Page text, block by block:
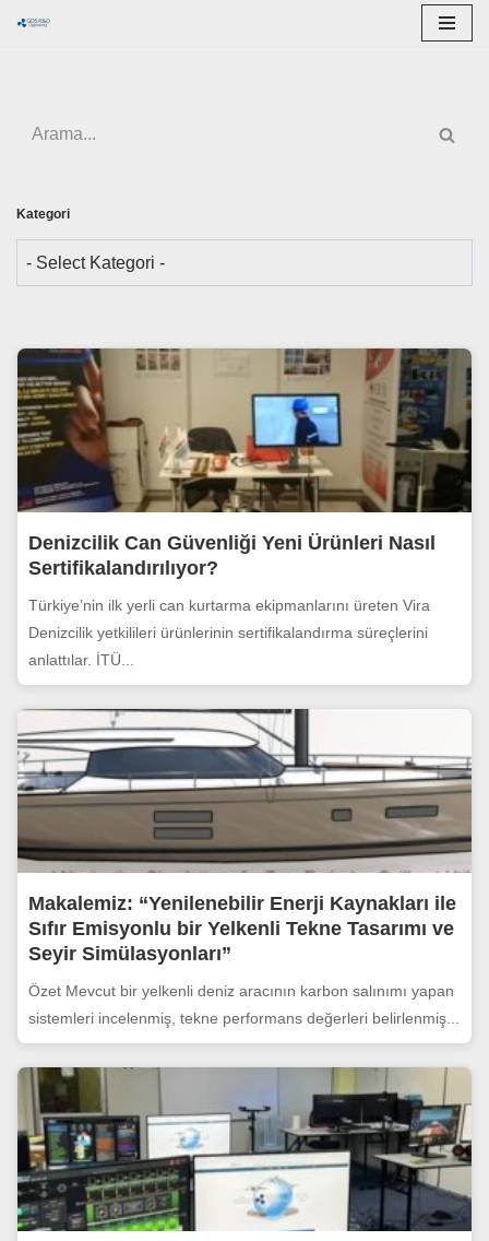
Kategori
Denizcilik Can Güvenliği Yeni Ürünleri Nasıl
Sertifikalandırılıyor?
Türkiye’nin ilk yerli can kurtarma ekipmanlarını üreten Vira
Denizcilik yetkilileri ürünlerinin sertifikalandırma süreçlerini
anlattılar. İTÜ...
Makalemiz: “Yenilenebilir Enerji Kaynakları ile
Sıfır Emisyonlu bir Yelkenli Tekne Tasarımı ve
Seyir Simülasyonları”
Özet Mevcut bir yelkenli deniz aracının karbon salınımı yapan
sistemleri incelenmiş, tekne performans değerleri belirlenmiş...